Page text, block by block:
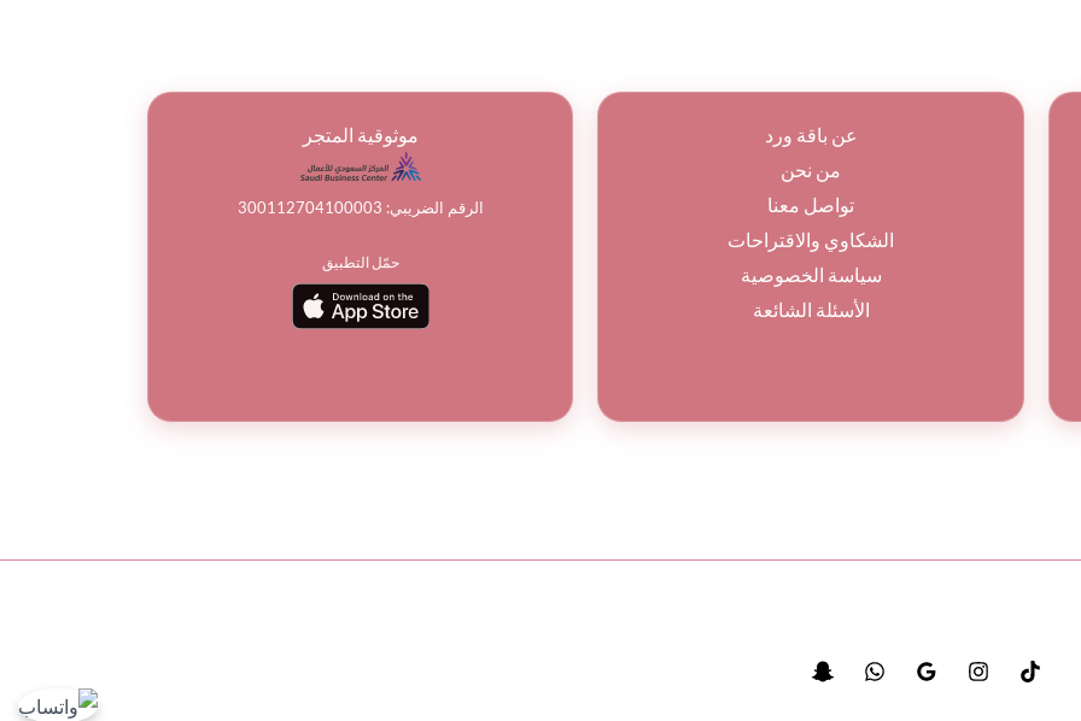
عن باقة ورد
من نحن
تواصل معنا
الشكاوي والاقتراحات
سياسة الخصوصية
الأسئلة الشائعة
موثوقية المتجر
الرقم الضريبي: 300112704100003
حمّل التطبيق